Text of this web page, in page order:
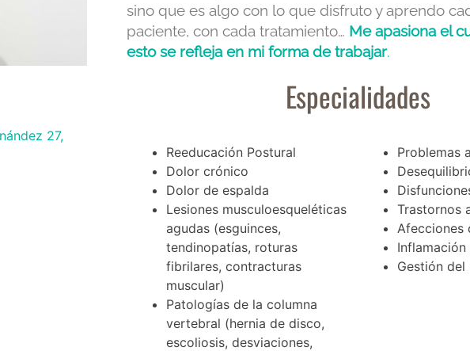
27,
sino que es algo con lo que disfruto y aprendo
paciente, con cada tratamiento… Me apasiona el
esto se refleja en mi forma de trabajar.
Especialidades
Reeducación Postural
Dolor crónico
Dolor de espalda
Lesiones musculoesqueléticas
agudas (esguinces,
tendinopatías, roturas
fibrilares, contracturas
muscular)
Patologías de la columna
vertebral (hernia de disco,
escoliosis, desviaciones,
Problemas
Trastornos
Afecciones
Gestión del